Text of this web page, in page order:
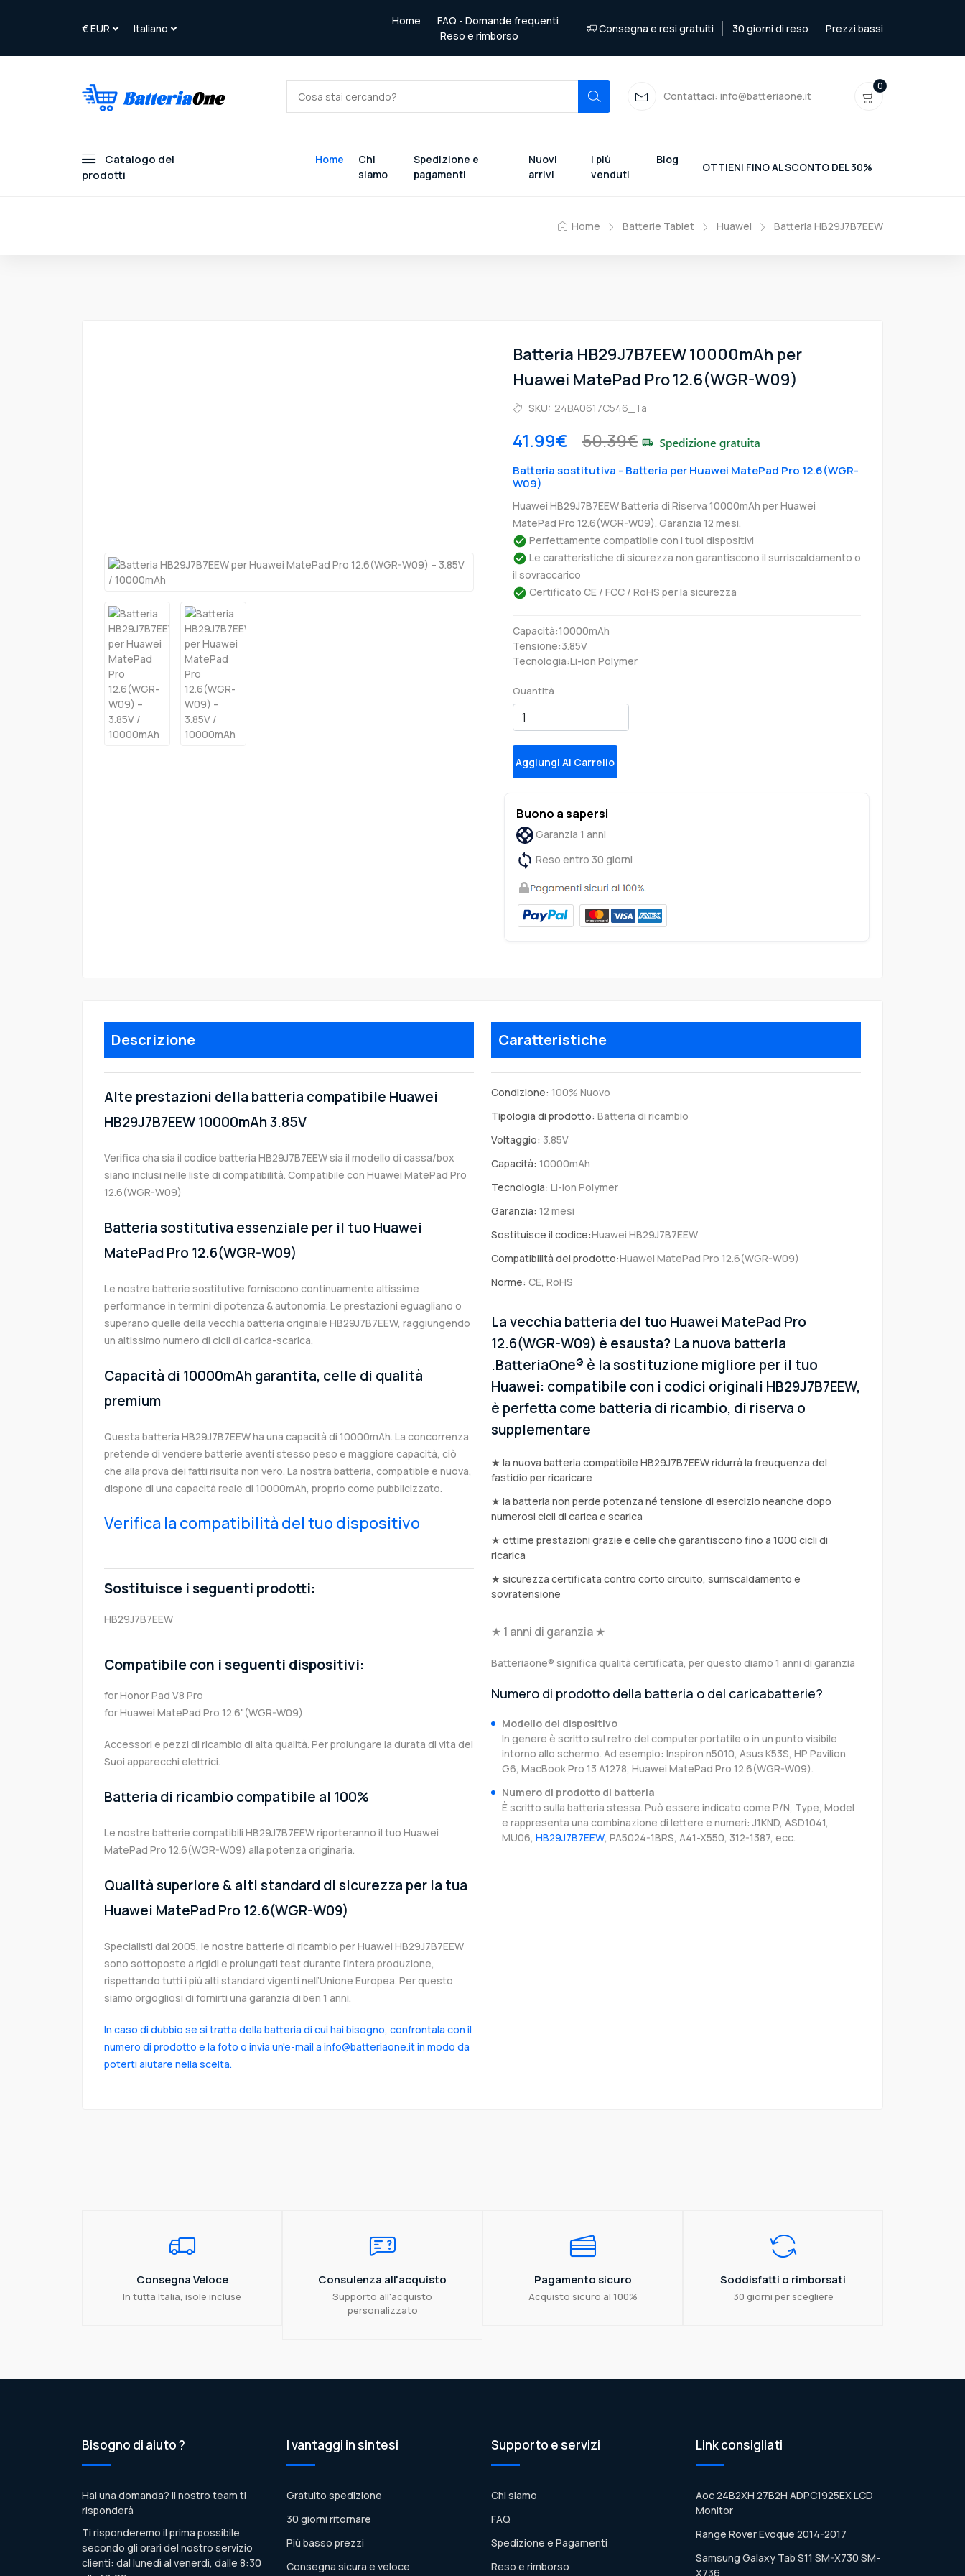
Home
FAQ - Domande frequenti
Reso e rimborso
Consegna e resi gratuiti 30 giorni di reso Prezzi bassi
Contattaci: info@batteriaone.it
0
Catalogo dei
prodotti
Home
Chi
siamo
Spedizione e
pagamenti
Nuovi
arrivi
I più
venduti
Blog
OTTIENI FINO AL SCONTO DEL 30%
Home Batterie Tablet Huawei Batteria HB29J7B7EEW
Batteria HB29J7B7EEW 10000mAh per
Huawei MatePad Pro 12.6(WGR-W09)
SKU: 24BA0617C546_Ta
41.99€ 50.39€
Batteria sostitutiva - Batteria per Huawei MatePad Pro 12.6(WGR-
W09)
Huawei HB29J7B7EEW Batteria di Riserva 10000mAh per Huawei
MatePad Pro 12.6(WGR-W09). Garanzia 12 mesi.
Perfettamente compatibile con i tuoi dispositivi
Le caratteristiche di sicurezza non garantiscono il surriscaldamento o
il sovraccarico
Certificato CE / FCC / RoHS per la sicurezza
Capacità:10000mAh
Tensione:3.85V
Tecnologia:Li-ion Polymer
Quantità
Aggiungi Al Carrello
Buono a sapersi
Garanzia 1 anni
Reso entro 30 giorni
Descrizione
Alte prestazioni della batteria compatibile Huawei
HB29J7B7EEW 10000mAh 3.85V
Verifica cha sia il codice batteria HB29J7B7EEW sia il modello di cassa/box
siano inclusi nelle liste di compatibilità. Compatibile con Huawei MatePad Pro
12.6(WGR-W09)
Batteria sostitutiva essenziale per il tuo Huawei
MatePad Pro 12.6(WGR-W09)
Le nostre batterie sostitutive forniscono continuamente altissime
performance in termini di potenza & autonomia. Le prestazioni eguagliano o
superano quelle della vecchia batteria originale HB29J7B7EEW, raggiungendo
un altissimo numero di cicli di carica-scarica.
Capacità di 10000mAh garantita, celle di qualità
premium
Questa batteria HB29J7B7EEW ha una capacità di 10000mAh. La concorrenza
pretende di vendere batterie aventi stesso peso e maggiore capacità, ciò
che alla prova dei fatti risulta non vero. La nostra batteria, compatible e nuova,
dispone di una capacità reale di 10000mAh, proprio come pubblicizzato.
Verifica la compatibilità del tuo dispositivo
Sostituisce i seguenti prodotti:
HB29J7B7EEW
Compatibile con i seguenti dispositivi:
for Honor Pad V8 Pro
for Huawei MatePad Pro 12.6"(WGR-W09)
Accessori e pezzi di ricambio di alta qualità. Per prolungare la durata di vita dei
Suoi apparecchi elettrici.
Batteria di ricambio compatibile al 100%
Le nostre batterie compatibili HB29J7B7EEW riporteranno il tuo Huawei
MatePad Pro 12.6(WGR-W09) alla potenza originaria.
Qualità superiore & alti standard di sicurezza per la tua
Huawei MatePad Pro 12.6(WGR-W09)
Specialisti dal 2005, le nostre batterie di ricambio per Huawei HB29J7B7EEW
sono sottoposte a rigidi e prolungati test durante l’intera produzione,
rispettando tutti i più alti standard vigenti nell’Unione Europea. Per questo
siamo orgogliosi di fornirti una garanzia di ben 1 anni.
In caso di dubbio se si tratta della batteria di cui hai bisogno, confrontala con il
numero di prodotto e la foto o invia un'e-mail a info@batteriaone.it in modo da
poterti aiutare nella scelta.
Caratteristiche
Condizione: 100% Nuovo
Tipologia di prodotto: Batteria di ricambio
Voltaggio: 3.85V
Capacità: 10000mAh
Tecnologia: Li-ion Polymer
Garanzia: 12 mesi
Sostituisce il codice:Huawei HB29J7B7EEW
Compatibilità del prodotto:Huawei MatePad Pro 12.6(WGR-W09)
Norme: CE, RoHS
La vecchia batteria del tuo Huawei MatePad Pro
12.6(WGR-W09) è esausta? La nuova batteria
.BatteriaOne® è la sostituzione migliore per il tuo
Huawei: compatibile con i codici originali HB29J7B7EEW,
è perfetta come batteria di ricambio, di riserva o
supplementare
★ la nuova batteria compatibile HB29J7B7EEW ridurrà la freuquenza del
fastidio per ricaricare
★ la batteria non perde potenza né tensione di esercizio neanche dopo
numerosi cicli di carica e scarica
★ ottime prestazioni grazie e celle che garantiscono fino a 1000 cicli di
ricarica
★ sicurezza certificata contro corto circuito, surriscaldamento e
sovratensione
★ 1 anni di garanzia ★
Batteriaone® significa qualità certificata, per questo diamo 1 anni di garanzia
Numero di prodotto della batteria o del caricabatterie?
Modello del dispositivo
In genere è scritto sul retro del computer portatile o in un punto visibile
intorno allo schermo. Ad esempio: Inspiron n5010, Asus K53S, HP Pavilion
G6, MacBook Pro 13 A1278, Huawei MatePad Pro 12.6(WGR-W09).
Numero di prodotto di batteria
È scritto sulla batteria stessa. Può essere indicato come P/N, Type, Model
e rappresenta una combinazione di lettere e numeri: J1KND, ASD1041,
MU06, HB29J7B7EEW, PA5024-1BRS, A41-X550, 312-1387, ecc.
Consegna Veloce
In tutta Italia, isole incluse
Consulenza all'acquisto
Supporto all'acquisto
personalizzato
Pagamento sicuro
Acquisto sicuro al 100%
Soddisfatti o rimborsati
30 giorni per scegliere
Bisogno di aiuto ?
Hai una domanda? Il nostro team ti
risponderà
Ti risponderemo il prima possibile
secondo gli orari del nostro servizio
clienti: dal lunedì al venerdì, dalle 8:30
I vantaggi in sintesi
Gratuito spedizione
30 giorni ritornare
Più basso prezzi
Consegna sicura e veloce
Supporto e servizi
Chi siamo
FAQ
Spedizione e Pagamenti
Reso e rimborso
Link consigliati
Aoc 24B2XH 27B2H ADPC1925EX LCD
Monitor
Range Rover Evoque 2014-2017
Samsung Galaxy Tab S11 SM-X730 SM-
X736